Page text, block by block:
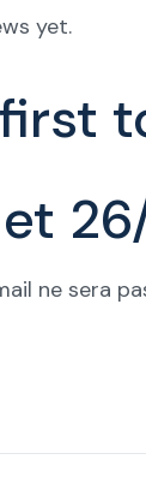
yet.
ne sera